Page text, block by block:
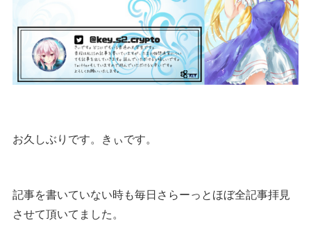
お久しぶりです。きぃです。
記事を書いていない時も毎日さらーっとほぼ全記事拝見
させて頂いてました。